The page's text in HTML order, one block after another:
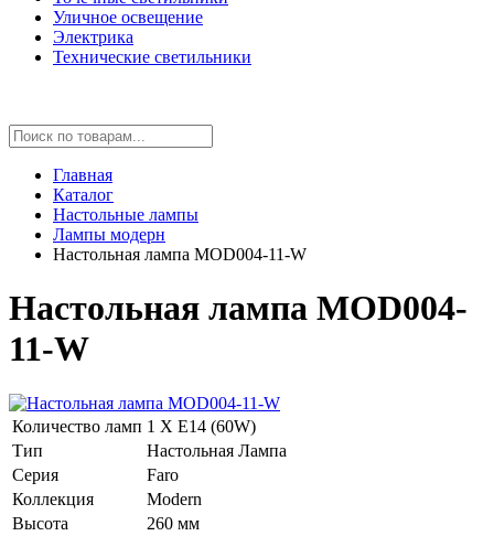
Уличное освещение
Электрика
Технические светильники
Главная
Каталог
Настольные лампы
Лампы модерн
Настольная лампа MOD004-11-W
Настольная лампа MOD004-
11-W
Количество ламп 1 Х E14 (60W)
Тип
Настольная Лампа
Серия
Faro
Коллекция
Modern
Высота
260 мм